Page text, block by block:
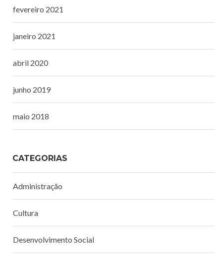
fevereiro 2021
janeiro 2021
abril 2020
junho 2019
maio 2018
CATEGORIAS
Administração
Cultura
Desenvolvimento Social